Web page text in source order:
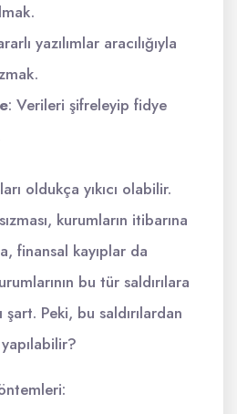
yazılımlar aracılığıyla
: Verileri şifreleyip fidye
oldukça yıkıcı olabilir.
kurumların itibarına
finansal kayıplar da
bu tür saldırılara
şart. Peki, bu saldırılardan